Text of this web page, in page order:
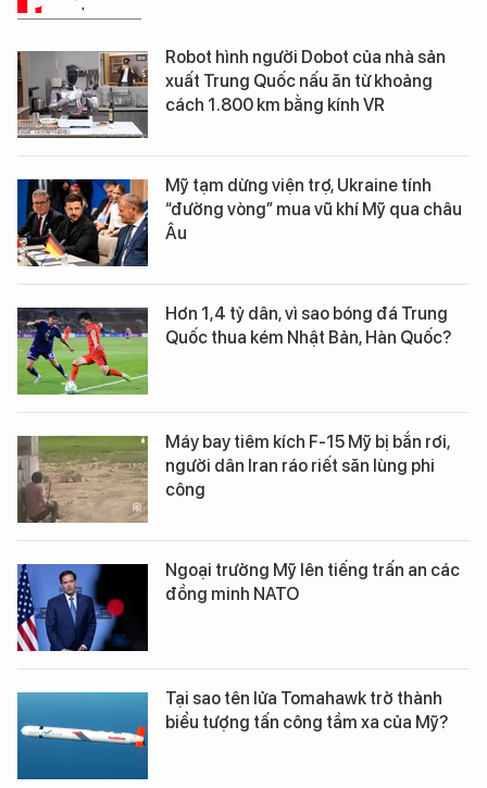
Robot hình người Dobot của nhà sản
xuất Trung Quốc nấu ăn từ khoảng
cách 1.800 km bằng kính VR
Mỹ tạm dừng viện trợ, Ukraine tính
“đường vòng” mua vũ khí Mỹ qua châu
Âu
Hơn 1,4 tỷ dân, vì sao bóng đá Trung
Quốc thua kém Nhật Bản, Hàn Quốc?
Máy bay tiêm kích F-15 Mỹ bị bắn rơi,
người dân Iran ráo riết săn lùng phi
công
Ngoại trưởng Mỹ lên tiếng trấn an các
đồng minh NATO
Tại sao tên lửa Tomahawk trở thành
biểu tượng tấn công tầm xa của Mỹ?